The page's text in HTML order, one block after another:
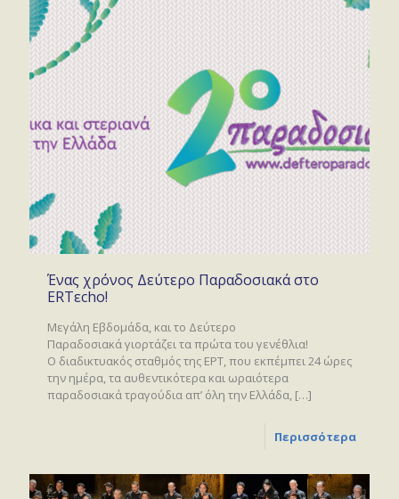
Ένας χρόνος Δεύτερο Παραδοσιακά στο
ERTεcho!
Μεγάλη Εβδομάδα, και το Δεύτερο
Παραδοσιακά γιορτάζει τα πρώτα του γενέθλια!
Ο διαδικτυακός σταθμός της ΕΡΤ, που εκπέμπει 24 ώρες
την ημέρα, τα αυθεντικότερα και ωραιότερα
παραδοσιακά τραγούδια απ’ όλη την Ελλάδα, […]
Περισσότερα